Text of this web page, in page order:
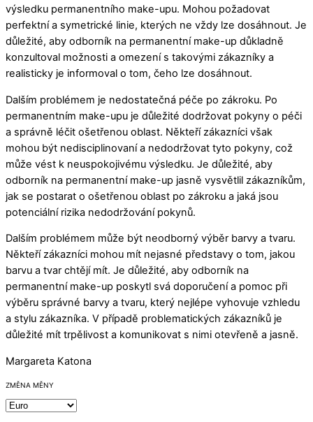
výsledku permanentního make-upu. Mohou požadovat
perfektní a symetrické linie, kterých ne vždy lze dosáhnout. Je
důležité, aby odborník na permanentní make-up důkladně
konzultoval možnosti a omezení s takovými zákazníky a
realisticky je informoval o tom, čeho lze dosáhnout.
Dalším problémem je nedostatečná péče po zákroku. Po
permanentním make-upu je důležité dodržovat pokyny o péči
a správně léčit ošetřenou oblast. Někteří zákazníci však
mohou být nedisciplinovaní a nedodržovat tyto pokyny, což
může vést k neuspokojivému výsledku. Je důležité, aby
odborník na permanentní make-up jasně vysvětlil zákazníkům,
jak se postarat o ošetřenou oblast po zákroku a jaká jsou
potenciální rizika nedodržování pokynů.
Dalším problémem může být neodborný výběr barvy a tvaru.
Někteří zákazníci mohou mít nejasné představy o tom, jakou
barvu a tvar chtějí mít. Je důležité, aby odborník na
permanentní make-up poskytl svá doporučení a pomoc při
výběru správné barvy a tvaru, který nejlépe vyhovuje vzhledu
a stylu zákazníka. V případě problematických zákazníků je
důležité mít trpělivost a komunikovat s nimi otevřeně a jasně.
Margareta Katona
ZMĚNA MĚNY